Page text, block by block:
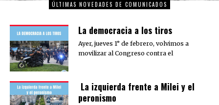
ÚLTIMAS NOVEDADES DE COMUNICADOS
La democracia a los tiros
Ayer, jueves 1° de febrero, volvimos a
movilizar al Congreso contra el
La izquierda frente a Milei y el
peronismo